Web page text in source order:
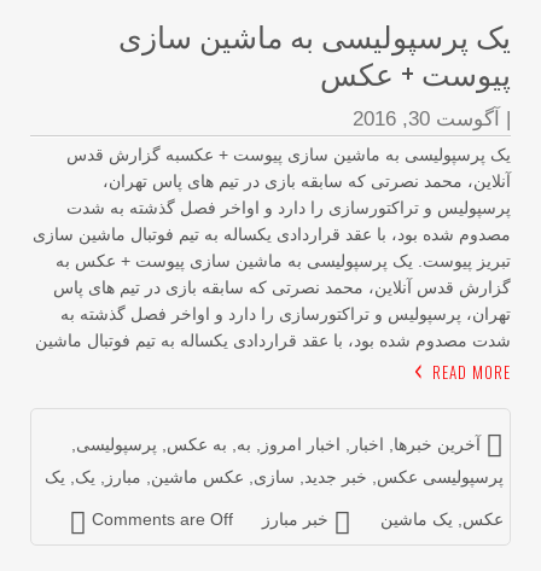
پرسپولیسی به ماشین سازی
+ عکس
آگوست 30, 2016
پرسپولیسی به ماشین سازی پیوست + عکسبه گزارش قدس
محمد نصرتی که سابقه بازی در تیم های پاس تهران،
و تراکتورسازی را دارد و اواخر فصل گذشته به شدت
شده بود، با عقد قراردادی یکساله به تیم فوتبال ماشین سازی
پیوست. یک پرسپولیسی به ماشین سازی پیوست + عکس به
قدس آنلاین، محمد نصرتی که سابقه بازی در تیم های پاس
پرسپولیس و تراکتورسازی را دارد و اواخر فصل گذشته به
مصدوم شده بود، با عقد قراردادی یکساله به تیم فوتبال ماشین
READ
آخرین خبرها ,اخبار ,اخبار امروز,به, به عکس,پرسپولیسی,
پرسپولیسی عکس,خبر جدید ,سازی,عکس ماشین,مبارز ,یک , یک
عکس,یک ماشین خبر مبارز Comments are Off